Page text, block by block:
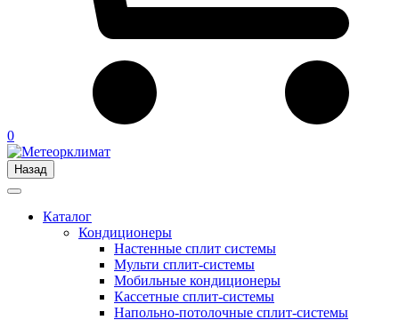
0
Назад
Каталог
Кондиционеры
Настенные сплит системы
Мульти сплит-системы
Мобильные кондиционеры
Кассетные сплит-системы
Напольно-потолочные сплит-системы